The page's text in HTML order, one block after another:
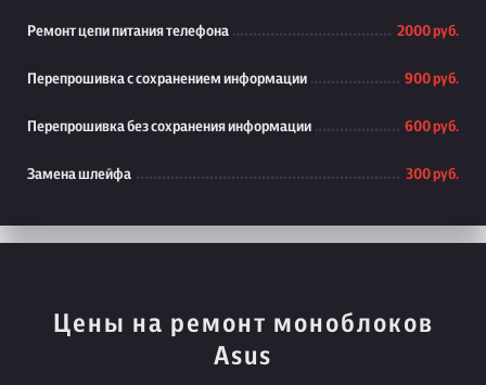
Ремонт цепи питания телефона 2000 руб.
Перепрошивка с сохранением информации 900 руб.
Перепрошивка без сохранения информации 600 руб.
Замена шлейфа 300 руб.
Цены на ремонт моноблоков
Asus